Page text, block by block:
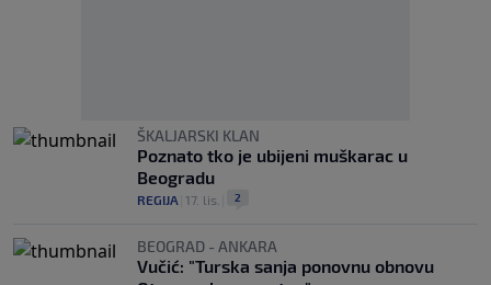
ŠKALJARSKI KLAN
Poznato tko je ubijeni muškarac u
Beogradu
REGIJA 17. lis. 2
BEOGRAD - ANKARA
Vučić: "Turska sanja ponovnu obnovu